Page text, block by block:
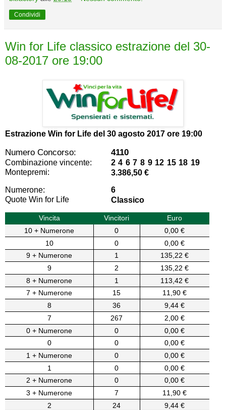
Condividi
Win for Life classico estrazione del 30-
08-2017 ore 19:00
Estrazione Win for Life del 30 agosto 2017 ore 19:00
Numero Concorso: 4110
Combinazione vincente:
2 4 6 7 8 9 12 15 18 19
Montepremi:
3.386,50 €
Numerone:
6
Quote Win for Life
Classico
Vincita Vincitori
Euro
10 + Numerone
0
0,00 €
10
0
0,00 €
9 + Numerone
1
135,22 €
9
2
135,22 €
8 + Numerone
1
113,42 €
7 + Numerone
15
11,90 €
8
36
9,44 €
7
267
2,00 €
0 + Numerone
0
0,00 €
0
0
0,00 €
1 + Numerone
0
0,00 €
1
0
0,00 €
2 + Numerone
0
0,00 €
3 + Numerone
7
11,90 €
2
24
9,44 €